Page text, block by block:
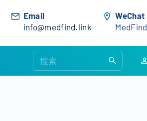
Email
info@medfind.link
WeChat
MedFind
e